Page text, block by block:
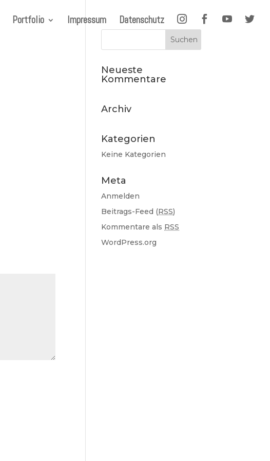
Portfolio Impressum Datenschutz
Neueste
Kommentare
Archiv
Kategorien
Keine Kategorien
Meta
Anmelden
Beitrags-Feed (RSS)
Kommentare als RSS
WordPress.org